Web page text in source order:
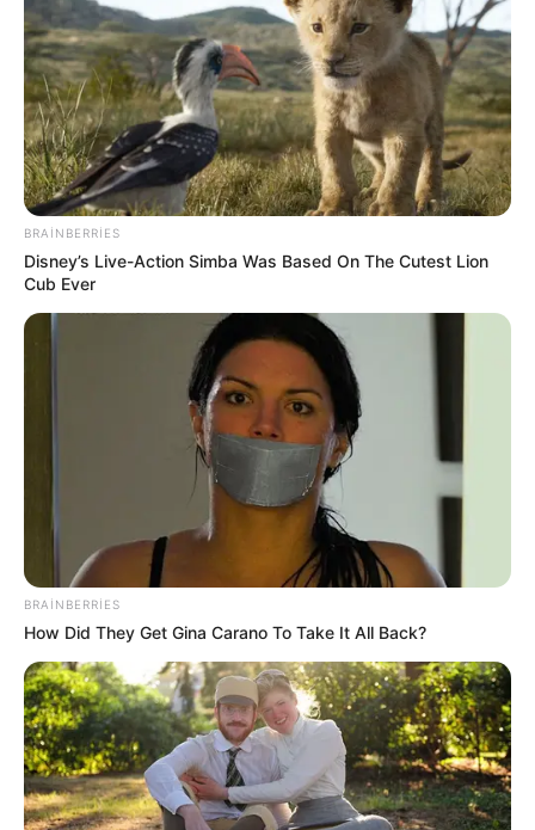
19:18 / 30 İyul 2026 KRİMİNAL
SON DƏQİQƏ!Həmin şəxs tutulub
Azərbaycana gətirilir
1416 0 0
SƏRƏNCAM İMZALANDI:Yeni təyinat var
303
BRAINBERRIES
Disney’s Live-Action Simba Was Based On The Cutest Lion
Cub Ever
BRAINBERRIES
How Did They Get Gina Carano To Take It All Back?